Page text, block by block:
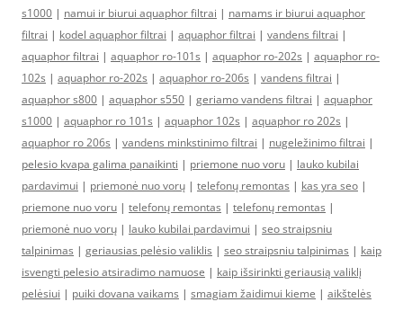
s1000 | namui ir biurui aquaphor filtrai | namams ir biurui aquaphor
filtrai | kodel aquaphor filtrai | aquaphor filtrai | vandens filtrai |
aquaphor filtrai | aquaphor ro-101s | aquaphor ro-202s | aquaphor ro-
102s | aquaphor ro-202s | aquaphor ro-206s | vandens filtrai |
aquaphor s800 | aquaphor s550 | geriamo vandens filtrai | aquaphor
s1000 | aquaphor ro 101s | aquaphor 102s | aquaphor ro 202s |
aquaphor ro 206s | vandens minkstinimo filtrai | nugeležinimo filtrai |
pelesio kvapa galima panaikinti | priemone nuo voru | lauko kubilai
pardavimui | priemonė nuo vorų | telefonų remontas | kas yra seo |
priemone nuo voru | telefonų remontas | telefonų remontas |
priemonė nuo vorų | lauko kubilai pardavimui | seo straipsniu
talpinimas | geriausias pelėsio valiklis | seo straipsniu talpinimas | kaip
isvengti pelesio atsiradimo namuose | kaip išsirinkti geriausią valiklį
pelėsiui | puiki dovana vaikams | smagiam žaidimui kieme | aikštelės